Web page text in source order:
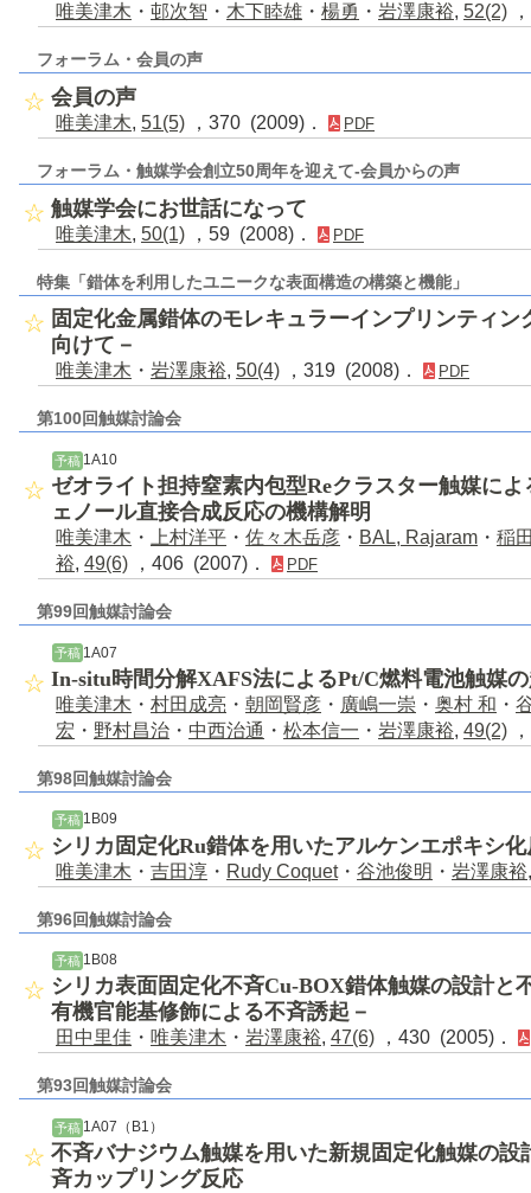
唯美津木 ・ 邨次智 ・ 木下睦雄 ・ 楊勇 ・ 岩澤康裕, 52(2)
フォーラム・会員の声
会員の声
唯美津木, 51(5) ，370 (2009)． PDF
フォーラム・触媒学会創立50周年を迎えて-会員からの声
触媒学会にお世話になって
唯美津木, 50(1) ，59 (2008)． PDF
特集「錯体を利用したユニークな表面構造の構築と機能」
固定化金属錯体のモレキュラーインプリンティ
向けて－
唯美津木 ・ 岩澤康裕, 50(4) ，319 (2008)． PDF
第100回触媒討論会
予稿1A10
ゼオライト担持窒素内包型Reクラスター触媒に
ェノール直接合成反応の機構解明
唯美津木 ・ 上村洋平 ・ 佐々木岳彦 ・ BAL, Rajaram ・ 稲
裕, 49(6) ，406 (2007)． PDF
第99回触媒討論会
予稿 1A07
In-situ時間分解XAFS法によるPt/C燃料電池触媒
唯美津木 ・ 村田成亮 ・ 朝岡賢彦 ・ 廣嶋一崇 ・ 奥村 和 ・
宏 ・ 野村昌治 ・ 中西治通 ・ 松本信一 ・ 岩澤康裕, 49(2)
第98回触媒討論会
予稿 1B09
シリカ固定化Ru錯体を用いたアルケンエポキシ
唯美津木 ・ 吉田淳 ・ Rudy Coquet・ 谷池俊明 ・ 岩澤康裕
第96回触媒討論会
予稿 1B08
シリカ表面固定化不斉Cu-BOX錯体触媒の設計と
有機官能基修飾による不斉誘起－
田中里佳 ・ 唯美津木 ・ 岩澤康裕, 47(6) ，430 (2005)．
第93回触媒討論会
予稿 1A07（B1）
不斉バナジウム触媒を用いた新規固定化触媒の設
斉カップリング反応